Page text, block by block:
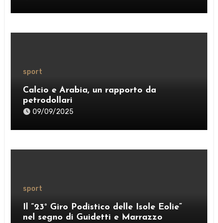
sport
Calcio e Arabia, un rapporto da
petrodollari
09/09/2025
sport
Il “23° Giro Podistico delle Isole Eolie”
nel segno di Guidetti e Marrazzo